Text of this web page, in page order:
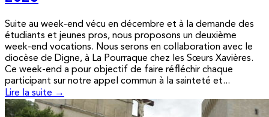
Suite au week-end vécu en décembre et à la demande des
étudiants et jeunes pros, nous proposons un deuxième
week-end vocations. Nous serons en collaboration avec le
diocèse de Digne, à La Pourraque chez les Sœurs Xavières.
Ce week-end a pour objectif de faire réfléchir chaque
participant sur notre appel commun à la sainteté et...
Lire la suite →